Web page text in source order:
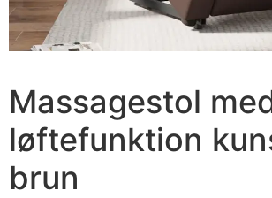
Massagestol
løftefunktion
brun